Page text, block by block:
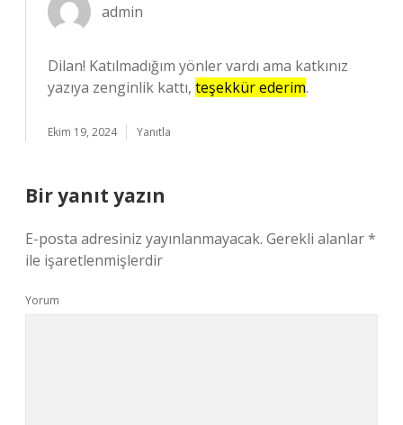
admin
Dilan! Katılmadığım yönler vardı ama katkınız
yazıya zenginlik kattı, teşekkür ederim.
Ekim 19, 2024 Yanıtla
Bir yanıt yazın
E-posta adresiniz yayınlanmayacak. Gerekli alanlar*
ile işaretlenmişlerdir
Yorum